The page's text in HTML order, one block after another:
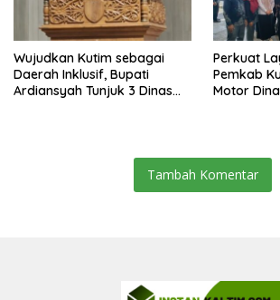
Wujudkan Kutim sebagai
Daerah Inklusif, Bupati
Ardiansyah Tunjuk 3 Dinas
Perkuat
Pemkab
Motor
Tambah Komentar